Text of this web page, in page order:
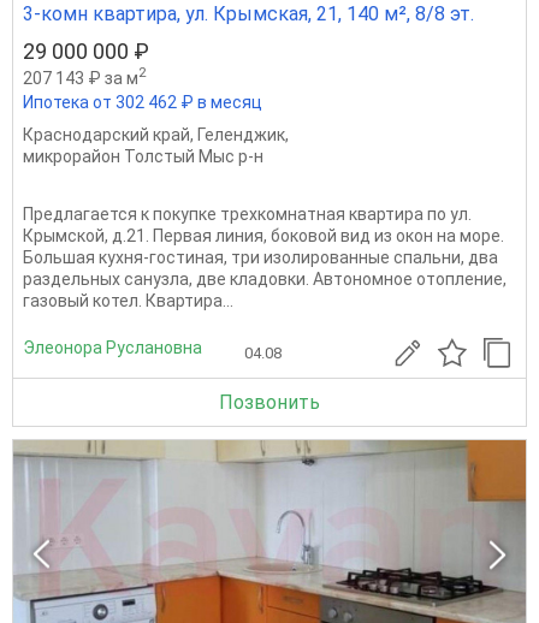
3-комн квартира, ул. Крымская, 21, 140 м², 8/8 эт.
29 000 000 ₽
207 143 ₽ за м2
Ипотека от 302 462 ₽ в месяц
Краснодарский край, Геленджик,
микрорайон Толстый Мыс р-н
Предлагается к покупке трехкомнатная квартира по ул.
Крымской, д.21. Первая линия, боковой вид из окон на море.
Большая кухня‑гостиная, три изолированные спальни, два
раздельных санузла, две кладовки. Автономное отопление,
газовый котел. Квартира...
Элеонора Руслановна 04.08
Позвонить